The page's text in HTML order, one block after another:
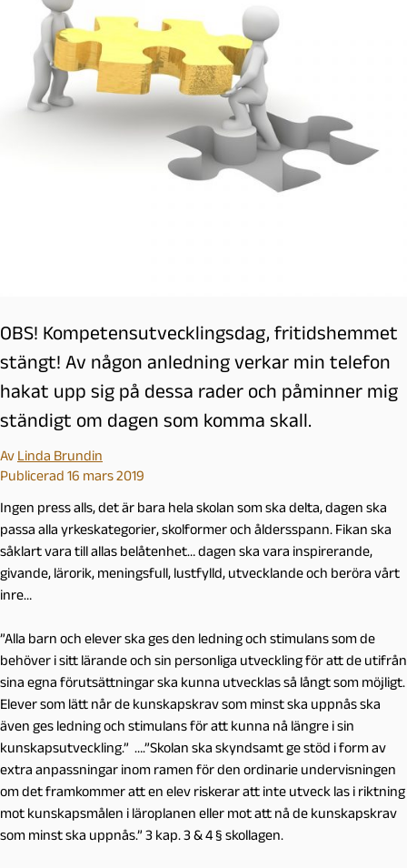
OBS! Kompetensutvecklingsdag, fritidshemmet
stängt! Av någon anledning verkar min telefon
hakat upp sig på dessa rader och påminner mig
ständigt om dagen som komma skall.
Av Linda Brundin
Publicerad 16 mars 2019
Ingen press alls, det är bara hela skolan som ska delta, dagen ska
passa alla yrkeskategorier, skolformer och åldersspann. Fikan ska
såklart vara till allas belåtenhet… dagen ska vara inspirerande,
givande, lärorik, meningsfull, lustfylld, utvecklande och beröra vårt
inre…
”Alla barn och elever ska ges den ledning och stimulans som de
behöver i sitt lärande och sin personliga utveckling för att de utifrån
sina egna förutsättningar ska kunna utvecklas så långt som möjligt.
Elever som lätt når de kunskapskrav som minst ska uppnås ska
även ges ledning och stimulans för att kunna nå längre i sin
kunskapsutveckling.” ….”Skolan ska skyndsamt ge stöd i form av
extra anpassningar inom ramen för den ordinarie undervisningen
om det framkommer att en elev riskerar att inte utveck­ las i riktning
mot kunskapsmålen i läroplanen eller mot att nå de kunskapskrav
som minst ska uppnås.” 3 kap. 3 & 4 § skollagen.